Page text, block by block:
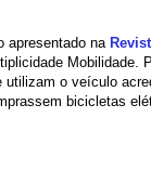
apresentado na
Mobilidade.
o veículo
bicicletas